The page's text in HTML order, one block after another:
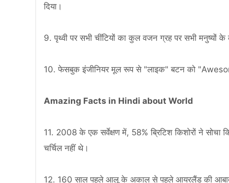
दिया।
9. पृथ्वी पर सभी चींटियों का कुल वजन ग्रह पर सभी
10. फेसबुक इंजीनियर मूल रूप से "लाइक" बटन को
Amazing Facts in Hindi about World
11. 2008 के एक सर्वेक्षण में, 58% ब्रिटिश किशोरों ने
चर्चिल नहीं थे।
12. 160 साल पहले आलू के अकाल से पहले आयरलैंड की